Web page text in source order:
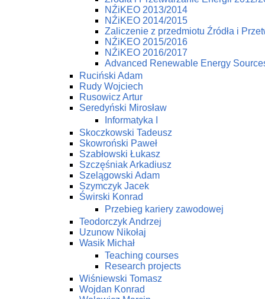
NŹiKEO 2013/2014
NŹiKEO 2014/2015
Zaliczenie z przedmiotu Źródła i
NŹiKEO 2015/2016
NŹiKEO 2016/2017
Advanced Renewable Energy
Ruciński Adam
Rudy Wojciech
Rusowicz Artur
Seredyński Mirosław
Informatyka I
Skoczkowski Tadeusz
Skowroński Paweł
Szabłowski Łukasz
Szczęśniak Arkadiusz
Szelągowski Adam
Szymczyk Jacek
Świrski Konrad
Przebieg kariery zawodowej
Teodorczyk Andrzej
Uzunow Nikołaj
Wasik Michał
Teaching courses
Research projects
Wiśniewski Tomasz
Wojdan Konrad